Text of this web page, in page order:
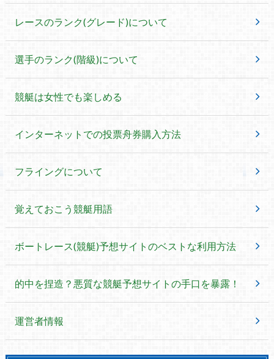
レースのランク(グレード)について
選手のランク(階級)について
競艇は女性でも楽しめる
インターネットでの投票舟券購入方法
フライングについて
覚えておこう競艇用語
ボートレース(競艇)予想サイトのベストな利用方法
的中を捏造？悪質な競艇予想サイトの手口を暴露！
運営者情報